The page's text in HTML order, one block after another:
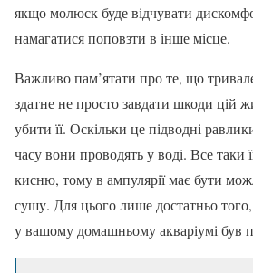
якщо молюск буде відчувати
намагатися поповзти в інше місце.
Важливо пам’ятати про те, що
здатне не просто завдати шкоди цій
убити її. Оскільки це підводні
часу вони проводять у воді. Все таки
кисню, тому в ампулярії має бути
сушу. Для цього лише достатньо
у вашому домашньому акваріумі був